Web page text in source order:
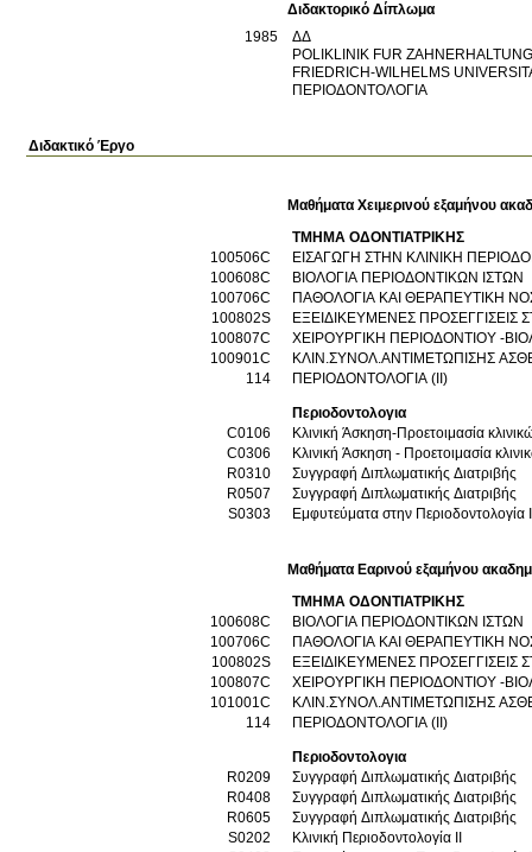
Διδακτορικό Δίπλωμα
1985
ΔΔ
POLIKLINIK FUR
FRIEDRICH-WILHELMS
ΠΕΡΙΟΔΟΝΤΟΛΟΓΙΑ
Διδακτικό Έργο
Μαθήματα Χειμερινού εξαμήνου
ΤΜΗΜΑ ΟΔΟΝΤΙΑΤΡΙΚΗΣ
100506C
ΕΙΣΑΓΩΓΗ ΣΤΗΝ ΚΛΙΝΙΚΗ
100608C
ΒΙΟΛΟΓΙΑ ΠΕΡΙΟΔΟΝΤΙΚΩΝ ΙΣΤΩΝ
100706C
ΠΑΘΟΛΟΓΙΑ ΚΑΙ ΘΕΡΑΠΕΥΤΙΚΗ
100802S
ΕΞΕΙΔΙΚΕΥΜΕΝΕΣ ΠΡΟΣΕΓΓΙΣΕΙΣ
100807C
ΧΕΙΡΟΥΡΓΙΚΗ ΠΕΡΙΟΔΟΝΤΙΟΥ -
100901C
ΚΛΙΝ.ΣΥΝΟΛ.ΑΝΤΙΜΕΤΩΠΙΣΗΣ
114
ΠΕΡΙΟΔΟΝΤΟΛΟΓΙΑ (ΙΙ)
Περιοδοντολογια
C0106
Κλινική Άσκηση-Προετοιμασία
C0306
Κλινική Άσκηση - Προετοιμασία
R0310
Συγγραφή Διπλωματικής Διατριβής
R0507
Συγγραφή Διπλωματικής Διατριβής
S0303
Εμφυτεύματα στην Περιοδοντολογία
Μαθήματα Εαρινού εξαμήνου
ΤΜΗΜΑ ΟΔΟΝΤΙΑΤΡΙΚΗΣ
100608C
ΒΙΟΛΟΓΙΑ ΠΕΡΙΟΔΟΝΤΙΚΩΝ ΙΣΤΩΝ
100706C
ΠΑΘΟΛΟΓΙΑ ΚΑΙ ΘΕΡΑΠΕΥΤΙΚΗ
100802S
ΕΞΕΙΔΙΚΕΥΜΕΝΕΣ ΠΡΟΣΕΓΓΙΣΕΙΣ
100807C
ΧΕΙΡΟΥΡΓΙΚΗ ΠΕΡΙΟΔΟΝΤΙΟΥ -
101001C
ΚΛΙΝ.ΣΥΝΟΛ.ΑΝΤΙΜΕΤΩΠΙΣΗΣ
114
ΠΕΡΙΟΔΟΝΤΟΛΟΓΙΑ (ΙΙ)
Περιοδοντολογια
R0209
Συγγραφή Διπλωματικής Διατριβής
R0408
Συγγραφή Διπλωματικής Διατριβής
R0605
Συγγραφή Διπλωματικής Διατριβής
S0202
Κλινική Περιοδοντολογία ΙΙ